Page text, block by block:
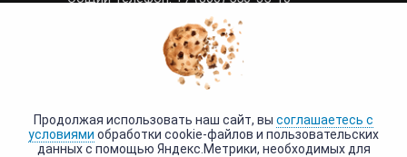
E-mail: manager@tour-poisk.com (общие
вопросы), admin@tour-poisk.com (жалобы)
Номер в Общероссийском реестре
туристических агентств: РТА 0003424
Политика конфиденциальности
Продолжая использовать наш сайт, вы соглашаетесь с
условиями обработки cookie-файлов и пользовательских
данных с помощью Яндекс.Метрики, необходимых для